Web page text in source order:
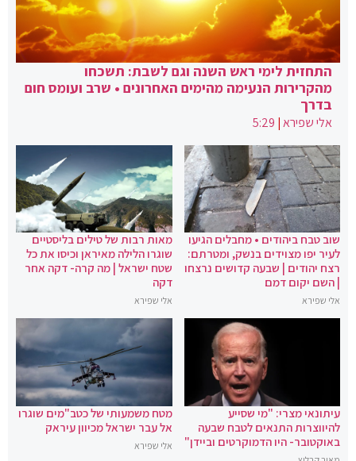
התחזית לימי ראש השנה וגם לשבת: תשכחו
מהקרירות הנעימה מהימים האחרונים • שרב ועומס חום
בדרך
אלי שפירא|
5:29
שוב טבח ביהודים • מחבלים הגיעו
לעיר יפו מצוידים בנשק, ומטרתם:
רצח יהודים | שבעה קדושים נרצחו
| השם יקום דמם
אלי שפירא
מאות רבות של טילים בליסטיים
שוגרו הלילה מאיראן וכיסו את כל
שטח ישראל | מה קרה- דקה אחר
דקה
אלי שפירא
עיתונאי מצרי: "מי שסייע
להיווצרות התנאים לטבח שבעה
באוקטובר- היו הדמוקרטים וביידן"
מטח משמעותי של כטב"מים שוגרו
אל עבר ישראל מכיוון עיראק
אלי שפירא